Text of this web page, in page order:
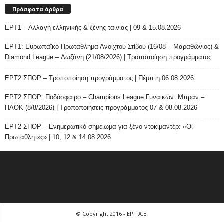
Πρόσφατα άρθρα
ΕΡΤ1 – Αλλαγή ελληνικής & ξένης ταινίας | 09 & 15.08.2026
ΕΡΤ1: Ευρωπαϊκό Πρωτάθλημα Ανοιχτού Στίβου (16/08 – Μαραθώνιος) &
Diamond League – Λωζάνη (21/08/2026) | Τροποποίηση προγράμματος
ΕΡΤ2 ΣΠΟΡ – Τροποποίηση προγράμματος | Πέμπτη 06.08.2026
ΕΡΤ2 ΣΠΟΡ: Ποδόσφαιρο – Champions League Γυναικών: Μπραν –
ΠΑΟΚ (8/8/2026) | Τροποποιήσεις προγράμματος 07 & 08.08.2026
ΕΡΤ2 ΣΠΟΡ – Ενημερωτικό σημείωμα για ξένο ντοκιμαντέρ: «Οι
Πρωταθλητές» | 10, 12 & 14.08.2026
© Copyright 2016 - ΕΡΤ Α.Ε.